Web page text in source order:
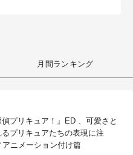
月間ランキング
プリキュア！』ED 、可愛さと
プリキュアたちの表現に注
アニメーション付け篇